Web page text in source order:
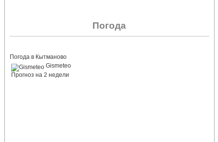
Погода
Погода в Кытманово
Gismeteo
Прогноз на 2 недели